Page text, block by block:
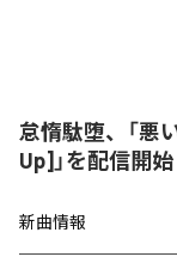
怠惰駄堕、「悪
Up]」を配信開始
新曲情報